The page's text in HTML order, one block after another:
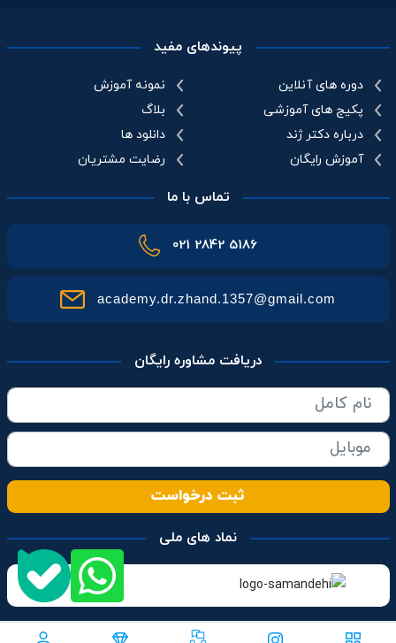
پیوندهای مفید
دوره های آنلاین
پکیج های آموزشی
درباره دکتر ژند
آموزش رایگان
نمونه آموزش
بلاگ
دانلود ها
رضایت مشتریان
تماس با ما
021 2842 5186
academy.dr.zhand.1357@gmail.com
دریافت مشاوره رایگان
ثبت درخواست
نماد های ملی